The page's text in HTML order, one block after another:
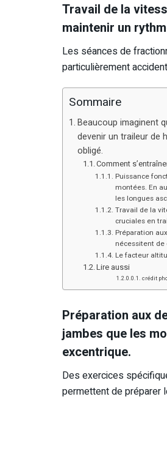
Travail de la
maintenir un
Les séances de
particulièrement
Sommaire
Beaucoup imaginent
devenir un traileur de
obligé.
Comment
Puissance
montées. En
les longues
Travail de la
cruciales en
Préparation
nécessitent de
Le facteur
Lire aussi
crédit
Préparation aux
jambes que les
excentrique.
Des exercices
permettent de préparer